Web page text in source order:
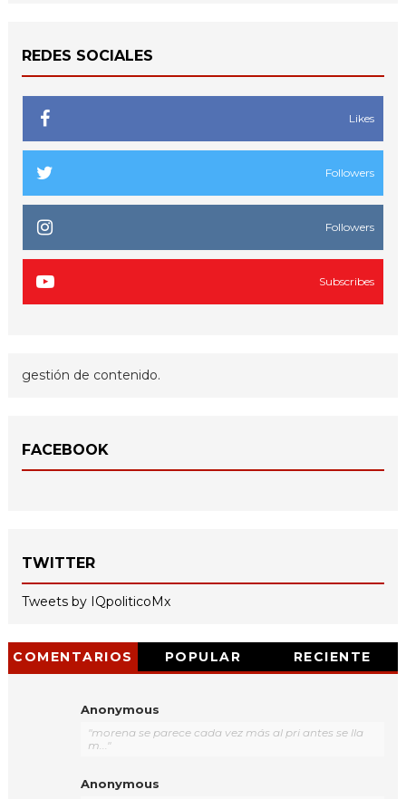
REDES SOCIALES
Likes
Followers
Followers
Subscribes
gestión de contenido.
FACEBOOK
TWITTER
Tweets by IQpoliticoMx
COMENTARIOS POPULAR RECIENTE
Anonymous
"morena se parece cada vez más al pri antes se lla
m..."
Anonymous